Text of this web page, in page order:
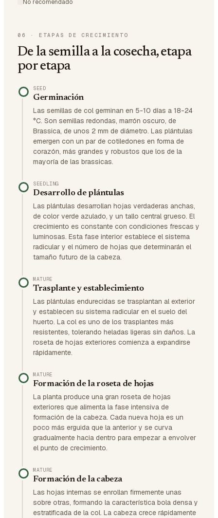
No recomendado
06 · ETAPAS DE CRECIMIENTO
De la semilla a la cosecha, etapa
por etapa
SEED
Germinación
Las semillas de col germinan en 5-10 días a 18-24
°C. Son semillas redondas, marrón oscuro, de
Brassica, de unos 2 mm de diámetro. Las plántulas
emergen con un par de cotiledones en forma de
corazón, más grandes y robustos que los de la
mayoría de las brassicas.
SEEDLING
Desarrollo de plántulas
Las plántulas desarrollan hojas verdaderas anchas,
de color verde azulado, y un tallo central grueso. El
crecimiento es constante con condiciones frescas y
luminosas. Esta fase interior establece el sistema
radicular y el número de hojas que determinarán el
tamaño futuro de la cabeza.
MATURE
Trasplante y establecimiento
Las plántulas endurecidas se trasplantan al exterior
y establecen su sistema radicular en el suelo del
huerto. La col es uno de los trasplantes más
resistentes, tolerando heladas ligeras sin daños. La
roseta de hojas exteriores comienza a expandirse
rápidamente.
MATURE
Formación de la roseta de hojas
La planta produce una gran roseta de hojas
exteriores que alimenta la fase intensiva de
formación de la cabeza. Cada nueva hoja es un
poco más erguida que la anterior y se curva
gradualmente hacia dentro para empezar a envolver
el punto de crecimiento.
MATURE
Formación de la cabeza
Las hojas internas se enrollan firmemente unas
sobre otras, formando la característica bola densa y
estratificada de la col. La cabeza crece rápidamente